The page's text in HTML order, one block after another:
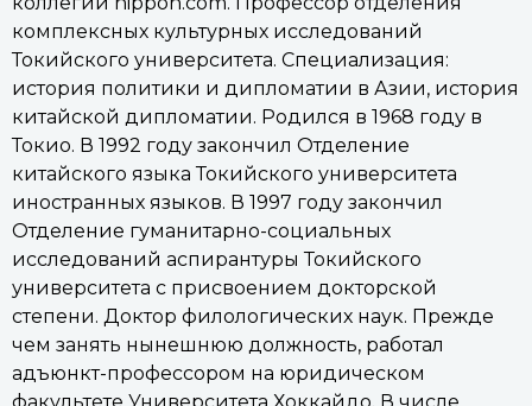
комплексных культурных исследований
Токийского университета. Специализация:
история политики и дипломатии в Азии, история
китайской дипломатии. Родился в 1968 году в
Токио. В 1992 году закончил Отделение
китайского языка Токийского университета
иностранных языков. В 1997 году закончил
Отделение гуманитарно-социальных
исследований аспирантуры Токийского
университета с присвоением докторской
степени. Доктор филологических наук. Прежде
чем занять нынешнюю должность, работал
адъюнкт-профессором на юридическом